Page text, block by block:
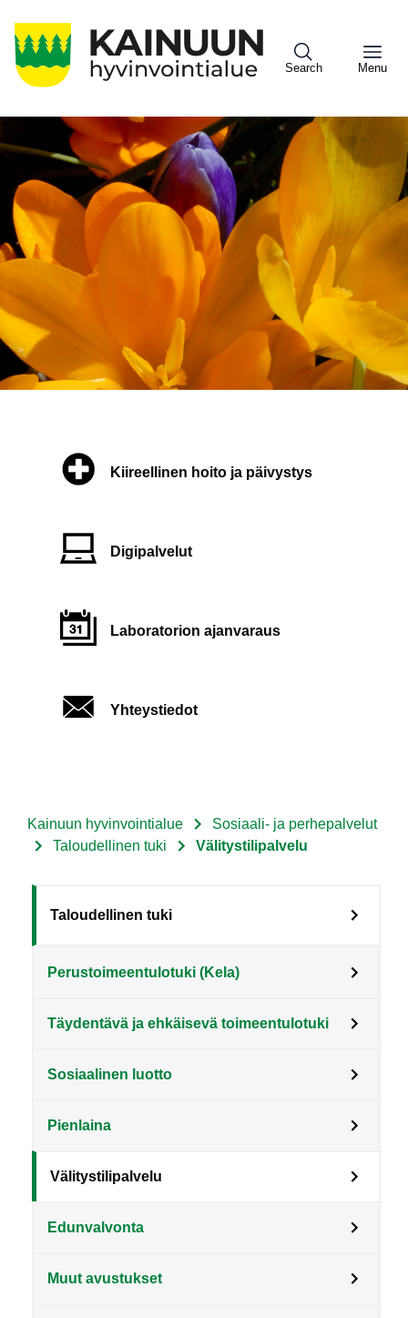
pääsisältöön
Search Menu
Sote
Menu
Asiakkaille
Kiireellinen hoito ja päivystys
Digipalvelut
Laboratorion ajanvaraus
Yhteystiedot
Murupolku
Kainuun hyvinvointialue
Sosiaali- ja perhepalvelut
Taloudellinen tuki
Välitystilipalvelu
Sote
Menu
Asiakkaille
level
Taloudellinen tuki
Perustoimeentulotuki (Kela)
Täydentävä ja ehkäisevä toimeentulotuki
Sosiaalinen luotto
Pienlaina
Välitystilipalvelu
Edunvalvonta
Muut avustukset